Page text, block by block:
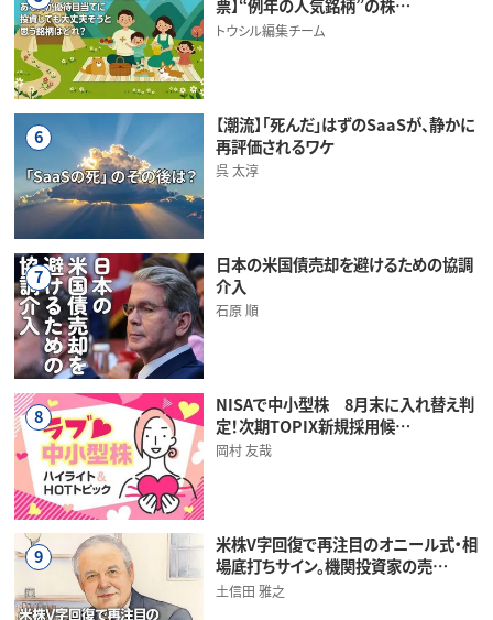
票】“例年の人気銘柄”の株…
トウシル編集チーム
6
【潮流】「死んだ」はずのSaaSが、静かに
再評価されるワケ
呉 太淳
7
日本の米国債売却を避けるための協調
介入
石原 順
8
NISAで中小型株 8月末に入れ替え判
定！次期TOPIX新規採用候…
岡村 友哉
9
米株V字回復で再注目のオニール式・相
場底打ちサイン。機関投資家の売…
土信田 雅之